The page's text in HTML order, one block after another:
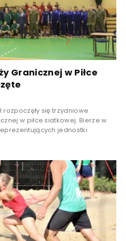
Granicznej w Piłce
rozpoczęły się trzydniowe
w piłce siatkowej. Bierze w
jednostki